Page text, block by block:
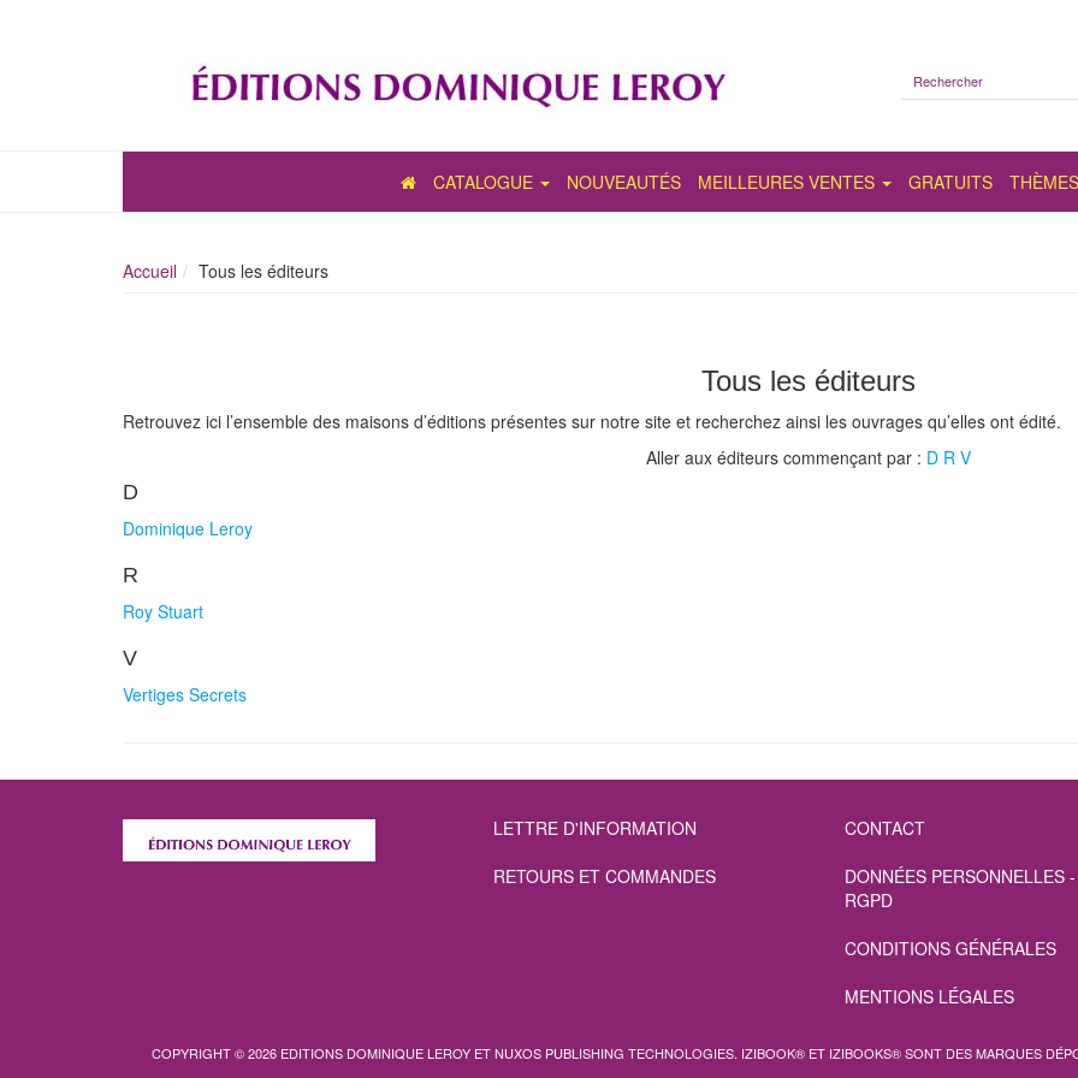
CATALOGUE NOUVEAUTÉS MEILLEURES VENTES GRATUITS THÈMES
Accueil Tous les éditeurs
Tous les éditeurs
Retrouvez ici l’ensemble des maisons d’éditions présentes sur notre site et recherchez ainsi les ouvrages qu’elles ont édité.
Aller aux éditeurs commençant par : D R V
D
Dominique Leroy
R
Roy Stuart
V
Vertiges Secrets
LETTRE D'INFORMATION
RETOURS ET COMMANDES
CONTACT
DONNÉES PERSONNELLES -
RGPD
CONDITIONS GÉNÉRALES
MENTIONS LÉGALES
COPYRIGHT © 2026 EDITIONS DOMINIQUE LEROY ET NUXOS PUBLISHING TECHNOLOGIES. IZIBOOK® ET IZIBOOKS®SONT DES MARQUES